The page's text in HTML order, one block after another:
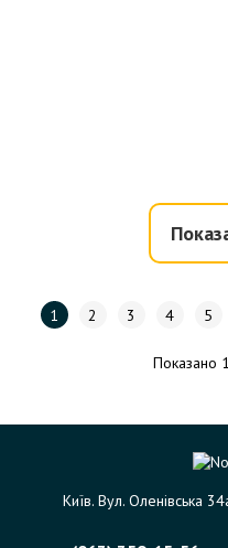
1 2 3 4 5
Показано
Київ. Вул. Оленівська